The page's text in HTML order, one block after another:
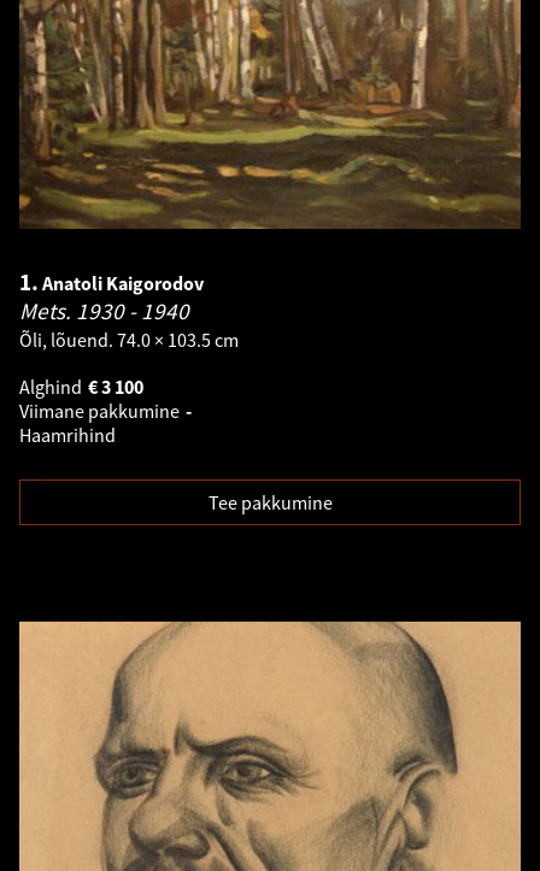
1. Anatoli Kaigorodov
Mets. 1930 - 1940
Õli, lõuend. 74.0 × 103.5 cm
Alghind
3 100
€
Viimane pakkumine -
Haamrihind
Tee pakkumine